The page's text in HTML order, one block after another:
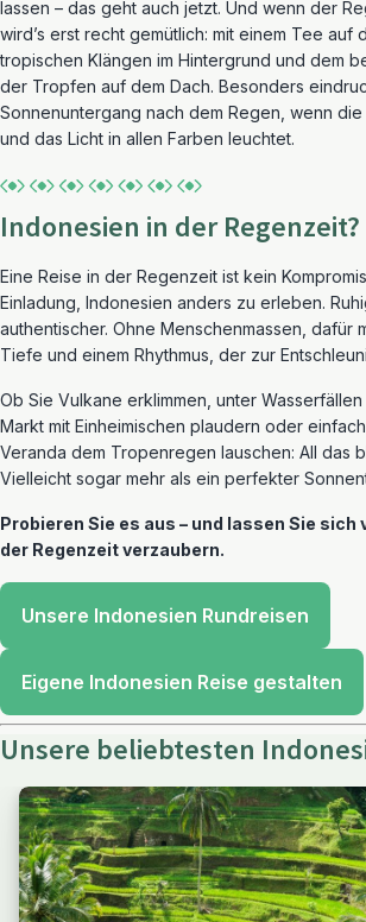
lassen – das geht auch jetzt. Und wenn der
wird’s erst recht gemütlich: mit einem Tee auf
tropischen Klängen im Hintergrund und dem
der Tropfen auf dem Dach. Besonders
Sonnenuntergang nach dem Regen, wenn
und das Licht in allen Farben leuchtet.
Indonesien in der
Eine Reise in der Regenzeit ist kein
Einladung, Indonesien anders zu erleben.
authentischer. Ohne Menschenmassen, dafür
Tiefe und einem Rhythmus, der zur
Ob Sie Vulkane erklimmen, unter
Markt mit Einheimischen plaudern oder
Veranda dem Tropenregen lauschen: All das
Vielleicht sogar mehr als ein perfekter
Probieren Sie es aus – und lassen Sie sich
der Regenzeit verzaubern.
Unsere Indonesien Rundreisen
Eigene Indonesien Reise gestalten
Unsere beliebtesten